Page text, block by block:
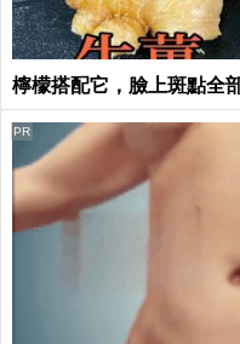
檸檬搭配它，臉上斑點全
PR